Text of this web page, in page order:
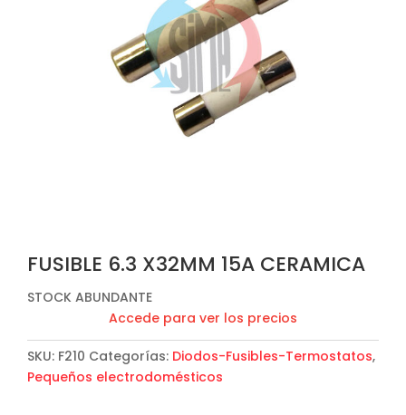
FUSIBLE 6.3 X32MM 15A CERAMICA
STOCK ABUNDANTE
Accede para ver los precios
SKU: F210 Categorías: Diodos-Fusibles-Termostatos,
Pequeños electrodomésticos